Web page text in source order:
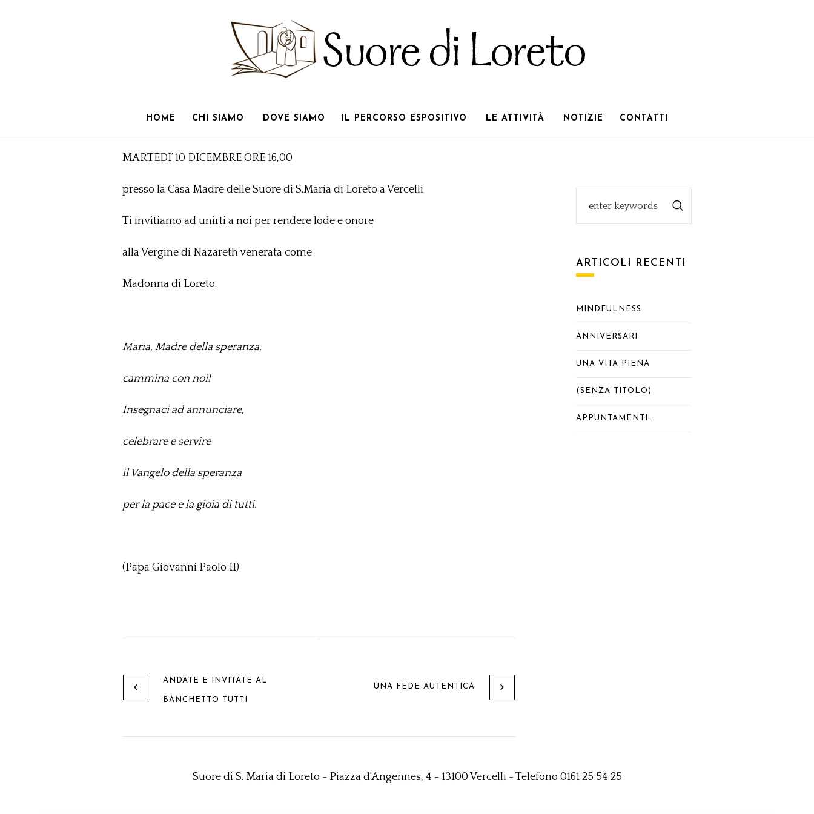
HOME CHI SIAMO DOVE SIAMO IL PERCORSO ESPOSITIVO LE ATTIVITÀ NOTIZIE CONTATTI
MARTEDI’ 10 DICEMBRE ORE 16,00
presso la Casa Madre delle Suore di S.Maria di Loreto a Vercelli
Ti invitiamo ad unirti a noi per rendere lode e onore
alla Vergine di Nazareth venerata come
Madonna di Loreto.
Maria, Madre della speranza,
cammina con noi!
Insegnaci ad annunciare,
celebrare e servire
il Vangelo della speranza
per la pace e la gioia di tutti.
(Papa Giovanni Paolo II)
ANDATE E INVITATE AL
BANCHETTO TUTTI
UNA FEDE AUTENTICA
ARTICOLI RECENTI
MINDFULNESS
ANNIVERSARI
UNA VITA PIENA
(SENZA TITOLO)
APPUNTAMENTI…
Suore di S. Maria di Loreto - Piazza d'Angennes, 4 - 13100 Vercelli - Telefono 0161 25 54 25